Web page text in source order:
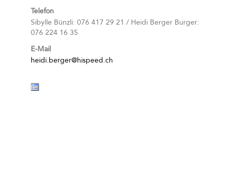
Telefon
Sibylle Bünzli: 076 417 29 21 / Heidi Berger Burger:
076 224 16 35
E-Mail
heidi.berger@hispeed.ch